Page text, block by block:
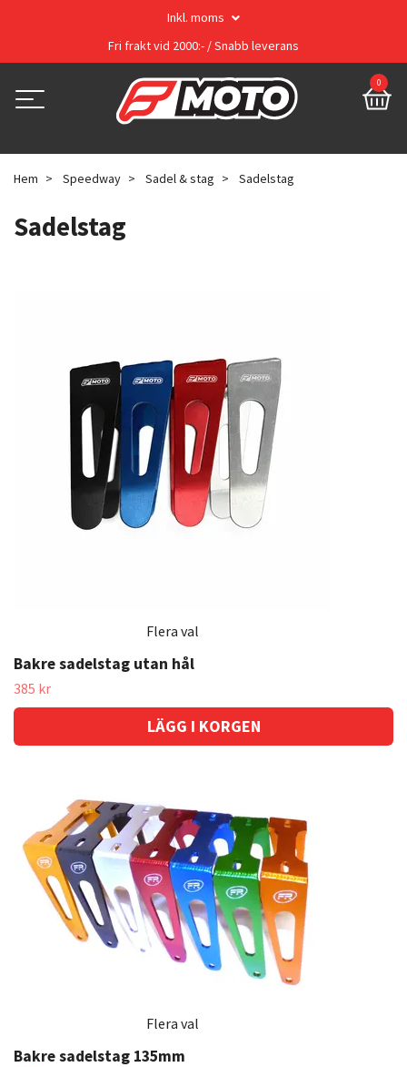
Inkl. moms
Fri frakt vid 2000:- / Snabb leverans
0
Hem Speedway Sadel & stag Sadelstag
Sadelstag
Flera val
Bakre sadelstag utan hål
385 kr
LÄGG I KORGEN
Flera val
Bakre sadelstag 135mm